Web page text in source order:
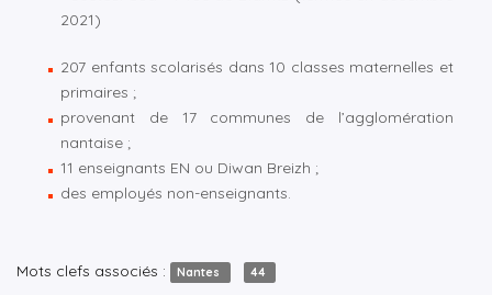
2021)
207 enfants scolarisés dans 10 classes maternelles et
primaires ;
provenant de 17 communes de l’agglomération
nantaise ;
11 enseignants EN ou Diwan Breizh ;
des employés non-enseignants.
Mots clefs associés : Nantes 44